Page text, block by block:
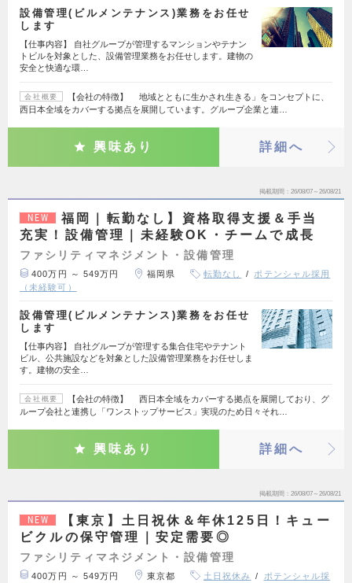
設備管理(ビルメンテナンス)業務をお任せ
します
【仕事内容】 自社グループが管理するマンションやテナン
トビルを対象とした、設備管理業務をお任せします。建物の
安全と快適な環…
会社概要
【会社の特徴】 地域とともに生かされ生きる」をコンセプトに、
西日本全域をカバーする拠点を展開しています。グループ企業と連…
興味あり 詳細へ
掲載期間 26/08/07～26/08/21
NEW
福岡｜転勤なし】資格取得支援＆手当
充実！設備管理｜未経験OK・チームで成長
ファシリティマネジメント・設備管理
400万円 ～ 549万円 福岡県 転勤なし
ポテンシャル採用
（未経験可）
設備管理(ビルメンテナンス)業務をお任せ
します
【仕事内容】 自社グループが管理する集合住宅やテナント
ビル、公共施設などを対象とした設備管理業務をお任せしま
す。建物の安全…
会社概要
【会社の特徴】 西日本全域をカバーする拠点を展開しており、グ
ループ会社と連携し「ワンストップサービス」実現のため日々それ…
興味あり 詳細へ
掲載期間 26/08/07～26/08/21
NEW
【東京】土日祝休＆年休125日！キュー
ビクルの保守管理｜安定需要◎
ファシリティマネジメント・設備管理
400万円 ～ 549万円 東京都 土日祝休み
ポテンシャル採